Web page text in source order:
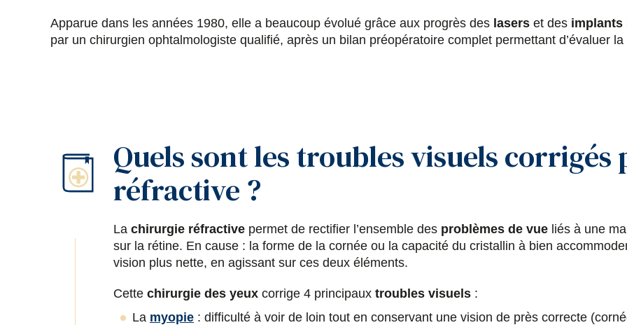
Apparue dans les années 1980, elle a beaucoup évolué grâce aux progrès des lasers et des implants
par un chirurgien ophtalmologiste qualifié, après un bilan préopératoire complet permettant d’évaluer
Quels sont les troubles visuels
réfractive ?
La chirurgie réfractive permet de rectifier l’ensemble des problèmes de vue liés à une
sur la rétine. En cause : la forme de la cornée ou la capacité du cristallin à bien
vision plus nette, en agissant sur ces deux éléments.
Cette chirurgie des yeux corrige 4 principaux troubles visuels :
La myopie : difficulté à voir de loin tout en conservant une vision de près correcte